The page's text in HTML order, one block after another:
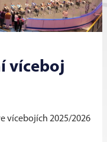
víceboj
vícebojích 2025/2026